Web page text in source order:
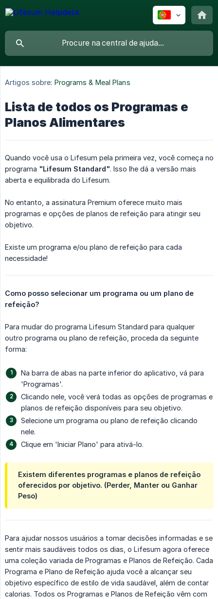
Artigos sobre: Programs & Meal Plans
Lista de todos os Programas e
Planos Alimentares
Quando você usa o Lifesum pela primeira vez, você começa no
programa "Lifesum Standard". Isso lhe dá a versão mais
aberta e equilibrada do Lifesum.
No entanto, a assinatura Premium oferece muito mais
programas e opções de planos de refeição para atingir seu
objetivo.
Existe um programa e/ou plano de refeição para cada
necessidade!
Como posso selecionar um programa ou um plano de
refeição?
Para mudar do programa Lifesum Standard para qualquer
outro programa ou plano de refeição, proceda da seguinte
forma:
Na barra de abas na parte inferior do aplicativo, vá para
'Programas'.
Clicando nele, você verá todas as opções de programas e
planos de refeição disponíveis para seu objetivo.
Selecione um programa ou plano de refeição clicando
nele.
Clique em 'Iniciar Plano' para ativá-lo.
Existem diferentes programas e planos de refeição
oferecidos por objetivo. (Perder, Manter ou Ganhar
Peso)
Para ajudar nossos usuários a tomar decisões informadas e se
sentir mais saudáveis todos os dias, o Lifesum agora oferece
uma coleção variada de Programas e Planos de Refeição. Cada
Programa e Plano de Refeição ajuda você a alcançar seu
objetivo específico de estilo de vida saudável, além de contar
calorias. Todos os Programas e Planos de Refeição vêm com